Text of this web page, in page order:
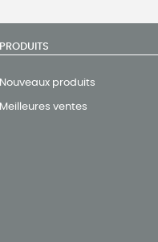
PRODUITS
Nouveaux produits
Meilleures ventes